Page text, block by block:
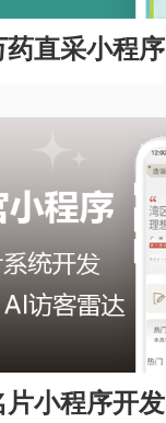
药直采小程
小程序开发